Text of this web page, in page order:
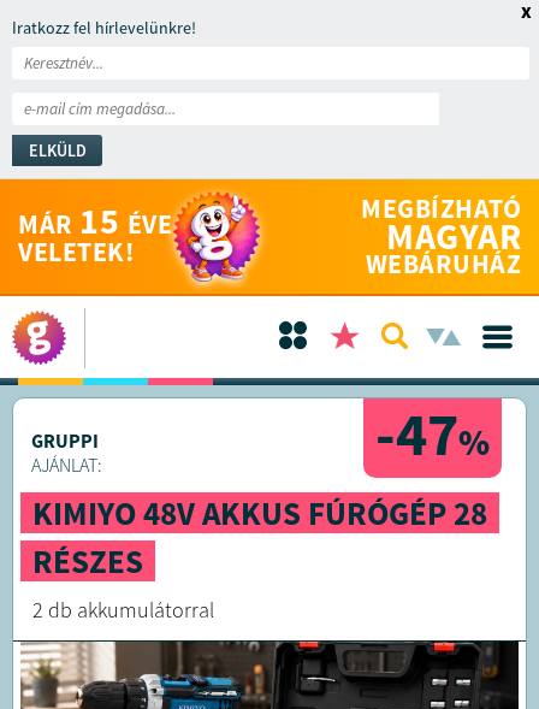
Iratkozz fel hírlevelünkre!
ELKÜLD
x
MÁR 15 ÉVE
VELETEK!
MEGBÍZHATÓ
MAGYAR
WEBÁRUHÁZ
-47%
GRUPPI
AJÁNLAT:
KIMIYO 48V AKKUS FÚRÓGÉP 28
RÉSZES
2 db akkumulátorral